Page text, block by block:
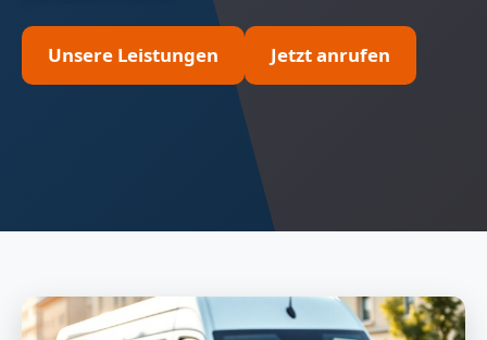
Unsere Leistungen Jetzt anrufen